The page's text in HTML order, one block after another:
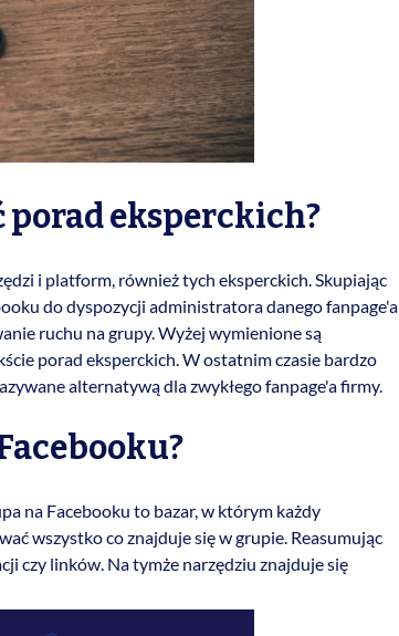
porad eksperckich?
i platform, również tych eksperckich. Skupiając
do dyspozycji administratora danego fanpage'a
ruchu na grupy. Wyżej wymienione są
porad eksperckich. W ostatnim czasie bardzo
alternatywą dla zwykłego fanpage'a firmy.
na Facebooku to bazar, w którym każdy
wszystko co znajduje się w grupie. Reasumując
czy linków. Na tymże narzędziu znajduje się